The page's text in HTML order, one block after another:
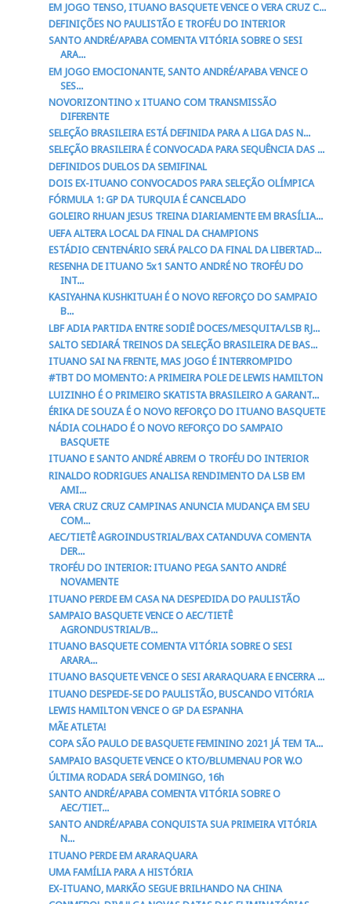
EM JOGO TENSO, ITUANO BASQUETE VENCE O VERA CRUZ C...
DEFINIÇÕES NO PAULISTÃO E TROFÉU DO INTERIOR
SANTO ANDRÉ/APABA COMENTA VITÓRIA SOBRE O SESI
ARA...
EM JOGO EMOCIONANTE, SANTO ANDRÉ/APABA VENCE O
SES...
NOVORIZONTINO x ITUANO COM TRANSMISSÃO
DIFERENTE
SELEÇÃO BRASILEIRA ESTÁ DEFINIDA PARA A LIGA DAS N...
SELEÇÃO BRASILEIRA É CONVOCADA PARA SEQUÊNCIA DAS ...
DEFINIDOS DUELOS DA SEMIFINAL
DOIS EX-ITUANO CONVOCADOS PARA SELEÇÃO OLÍMPICA
FÓRMULA 1: GP DA TURQUIA É CANCELADO
GOLEIRO RHUAN JESUS TREINA DIARIAMENTE EM BRASÍLIA...
UEFA ALTERA LOCAL DA FINAL DA CHAMPIONS
ESTÁDIO CENTENÁRIO SERÁ PALCO DA FINAL DA LIBERTAD...
RESENHA DE ITUANO 5x1 SANTO ANDRÉ NO TROFÉU DO
INT...
KASIYAHNA KUSHKITUAH É O NOVO REFORÇO DO SAMPAIO
B...
LBF ADIA PARTIDA ENTRE SODIÊ DOCES/MESQUITA/LSB RJ...
SALTO SEDIARÁ TREINOS DA SELEÇÃO BRASILEIRA DE BAS...
ITUANO SAI NA FRENTE, MAS JOGO É INTERROMPIDO
#TBT DO MOMENTO: A PRIMEIRA POLE DE LEWIS HAMILTON
LUIZINHO É O PRIMEIRO SKATISTA BRASILEIRO A GARANT...
ÉRIKA DE SOUZA É O NOVO REFORÇO DO ITUANO BASQUETE
NÁDIA COLHADO É O NOVO REFORÇO DO SAMPAIO
BASQUETE
ITUANO E SANTO ANDRÉ ABREM O TROFÉU DO INTERIOR
RINALDO RODRIGUES ANALISA RENDIMENTO DA LSB EM
AMI...
VERA CRUZ CRUZ CAMPINAS ANUNCIA MUDANÇA EM SEU
COM...
AEC/TIETÊ AGROINDUSTRIAL/BAX CATANDUVA COMENTA
DER...
TROFÉU DO INTERIOR: ITUANO PEGA SANTO ANDRÉ
NOVAMENTE
ITUANO PERDE EM CASA NA DESPEDIDA DO PAULISTÃO
SAMPAIO BASQUETE VENCE O AEC/TIETÊ
AGRONDUSTRIAL/B...
ITUANO BASQUETE COMENTA VITÓRIA SOBRE O SESI
ARARA...
ITUANO BASQUETE VENCE O SESI ARARAQUARA E ENCERRA ...
ITUANO DESPEDE-SE DO PAULISTÃO, BUSCANDO VITÓRIA
LEWIS HAMILTON VENCE O GP DA ESPANHA
MÃE ATLETA!
COPA SÃO PAULO DE BASQUETE FEMININO 2021 JÁ TEM TA...
SAMPAIO BASQUETE VENCE O KTO/BLUMENAU POR W.O
ÚLTIMA RODADA SERÁ DOMINGO, 16h
SANTO ANDRÉ/APABA COMENTA VITÓRIA SOBRE O
AEC/TIET...
SANTO ANDRÉ/APABA CONQUISTA SUA PRIMEIRA VITÓRIA
N...
ITUANO PERDE EM ARARAQUARA
UMA FAMÍLIA PARA A HISTÓRIA
EX-ITUANO, MARKÃO SEGUE BRILHANDO NA CHINA